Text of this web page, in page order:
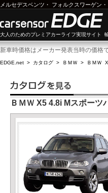
メルセデスベンツ ・ フォルクスワーゲン ・
大人のためのプレミアカーライフ実現サイト
新車時価格はメーカー発表当時の価格
EDGE.net > カタログ > ＢＭＷ > ＢＭＷ
ＢＭＷ X5 4.8i Mスポーツ